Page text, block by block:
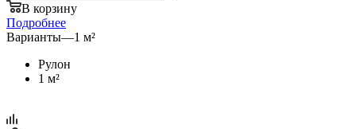
В корзину
Подробнее
Варианты—1 м²
Рулон
1 м²